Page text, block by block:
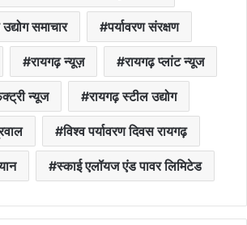
समाचार पर्यावरण संरक्षण
रायगढ़ न्यूज़ रायगढ़ प्लांट न्यूज
न्यूज रायगढ़ स्टील उद्योग
विश्व पर्यावरण दिवस रायगढ़
स्काई एलॉयज एंड पावर लिमिटेड